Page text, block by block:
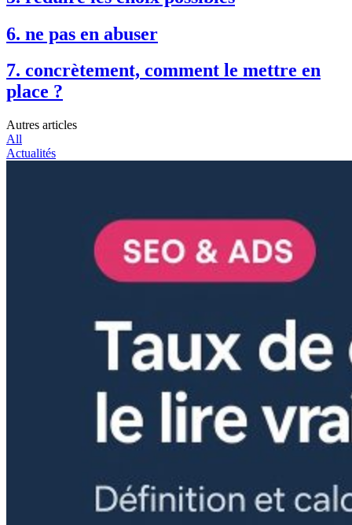
6. ne pas en abuser
7. concrètement, comment le mettre en
place ?
Autres articles
All
Actualités